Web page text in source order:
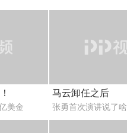
美金
马云卸任之后
张勇首次演讲说了啥